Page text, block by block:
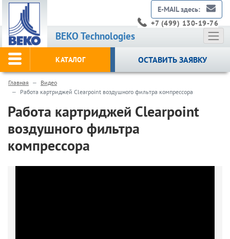
BEKO Technologies
E-MAIL здесь:
+7 (499) 130-19-76
КАТАЛОГ ОСТАВИТЬ ЗАЯВКУ
Главная
Видео
Работа картриджей Clearpoint воздушного фильтра компрессора
Работа картриджей Clearpoint
воздушного фильтра
компрессора